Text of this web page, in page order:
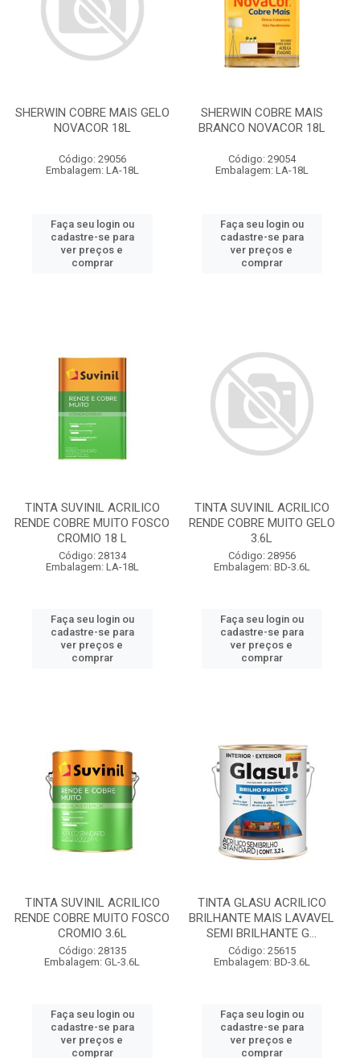
SHERWIN COBRE MAIS GELO
NOVACOR 18L
Código: 29056
Embalagem: LA-18L
Faça seu login ou
cadastre-se para
ver preços e
comprar
SHERWIN COBRE MAIS
BRANCO NOVACOR 18L
Código: 29054
Embalagem: LA-18L
Faça seu login ou
cadastre-se para
ver preços e
comprar
TINTA SUVINIL ACRILICO
RENDE COBRE MUITO FOSCO
CROMIO 18 L
Código: 28134
Embalagem: LA-18L
Faça seu login ou
cadastre-se para
ver preços e
comprar
TINTA SUVINIL ACRILICO
RENDE COBRE MUITO GELO
3.6L
Código: 28956
Embalagem: BD-3.6L
Faça seu login ou
cadastre-se para
ver preços e
comprar
TINTA SUVINIL ACRILICO
RENDE COBRE MUITO FOSCO
CROMIO 3.6L
Código: 28135
Embalagem: GL-3.6L
Faça seu login ou
cadastre-se para
ver preços e
comprar
TINTA GLASU ACRILICO
BRILHANTE MAIS LAVAVEL
SEMI BRILHANTE G...
Código: 25615
Embalagem: BD-3.6L
Faça seu login ou
cadastre-se para
ver preços e
comprar